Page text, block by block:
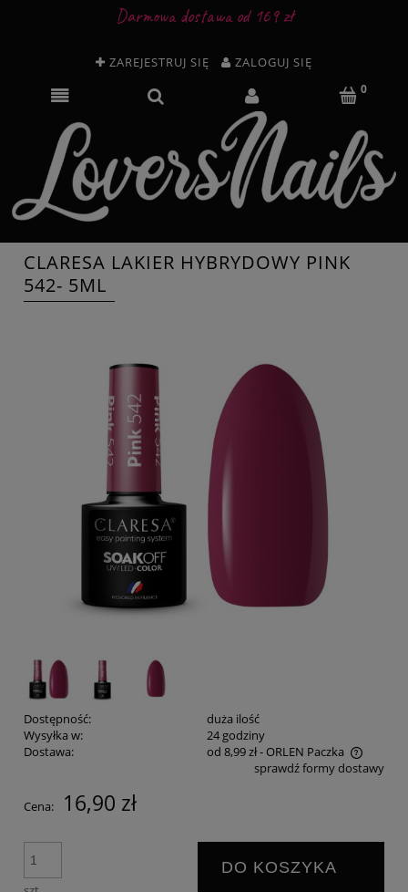
Darmowa dostawa od 169 zł
ZAREJESTRUJ SIĘ ZALOGUJ SIĘ
CLARESA LAKIER HYBRYDOWY PINK
542- 5ML
Dostępność:
duża ilość
Wysyłka w:
24 godziny
Dostawa:
od 8,99 zł- ORLEN Paczka
Cena nie zawiera ewentualnych kosztów płatnościsprawdź formy dostawy
Cena: 16,90 zł
DO KOSZYKA